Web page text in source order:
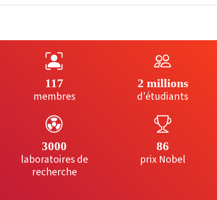
117
membres
2 millions
d'étudiants
3000
laboratoires de
recherche
86
prix Nobel